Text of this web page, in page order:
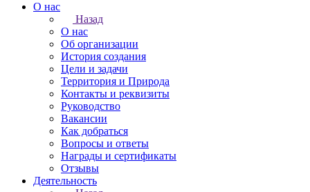
О нас
Назад
О нас
Об организации
История создания
Цели и задачи
Территория и Природа
Контакты и реквизиты
Руководство
Вакансии
Как добраться
Вопросы и ответы
Награды и сертификаты
Отзывы
Деятельность